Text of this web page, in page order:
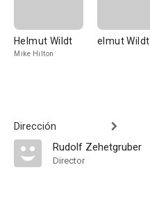
Helmut Wildt
Mike Hilton
elmut Wildt
Dirección
Rudolf Zehetgruber
Director